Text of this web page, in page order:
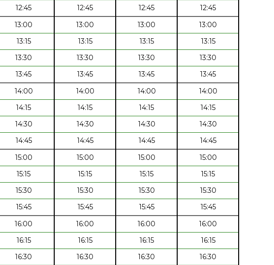
12:45 12:45 12:45
12:45
13:00 13:00 13:00
13:00
13:15 13:15 13:15
13:15
13:30 13:30 13:30
13:30
13:45 13:45 13:45
13:45
14:00 14:00 14:00
14:00
14:15 14:15 14:15
14:15
14:30 14:30 14:30
14:30
14:45 14:45 14:45
14:45
15:00 15:00 15:00
15:00
15:15 15:15 15:15
15:15
15:30 15:30 15:30
15:30
15:45 15:45 15:45
15:45
16:00 16:00 16:00
16:00
16:15 16:15 16:15
16:15
16:30 16:30 16:30
16:30